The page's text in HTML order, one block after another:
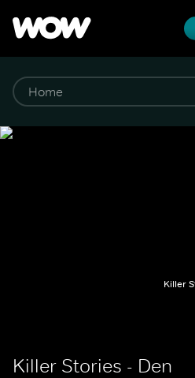
Killer
Killer Stories - Den